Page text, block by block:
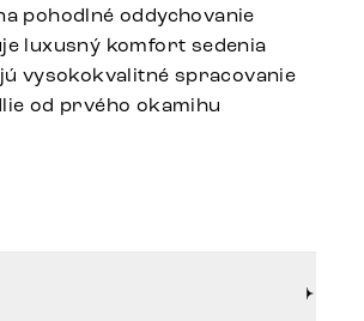
pohodlné oddychovanie
luxusný komfort sedenia
vysokokvalitné spracovanie
od prvého okamihu